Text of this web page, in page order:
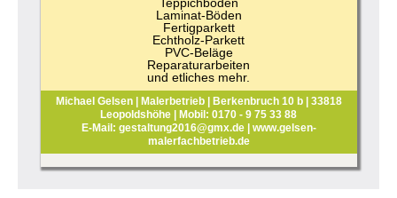
Teppichböden
Laminat-Böden
Fertigparkett
Echtholz-Parkett
PVC-Beläge
Reparaturarbeiten
und etliches mehr.
Michael Gelsen | Malerbetrieb | Berkenbruch 10 b | 33818
Leopoldshöhe | Mobil: 0170 - 9 75 33 88
E-Mail: gestaltung2016@gmx.de | www.gelsen-
malerfachbetrieb.de